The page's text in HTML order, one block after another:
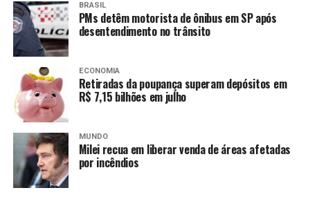
TAGS
PRÓXIMO
Bottas lidera primeiro treino livre para o GP da Bélgica
de Fórmula 1
RECENTES
Ronaldinho anuncia filme que conta sua história no
futebol
Amarildo Mota
BRASIL
PMs detêm motorista de ônibus em SP após
desentendimento no trânsito
ECONOMIA
Retiradas da poupança superam depósitos em
R$ 7,15 bilhões em julho
MUNDO
Milei recua em liberar venda de áreas afetadas
por incêndios